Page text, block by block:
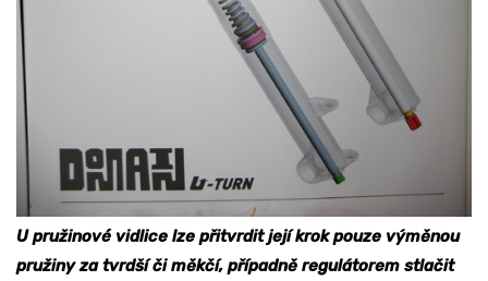
U pružinové vidlice lze přitvrdit její krok pouze výměnou
pružiny za tvrdší či měkčí, případně regulátorem stlačit